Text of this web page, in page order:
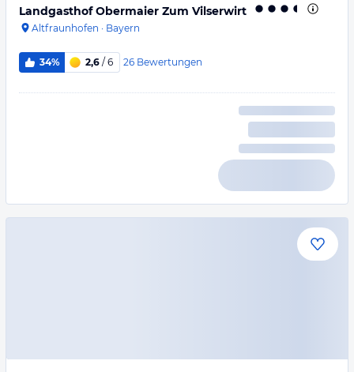
Landgasthof Obermaier Zum Vilserwirt
Altfraunhofen · Bayern
34% 2,6 / 6 26 Bewertungen